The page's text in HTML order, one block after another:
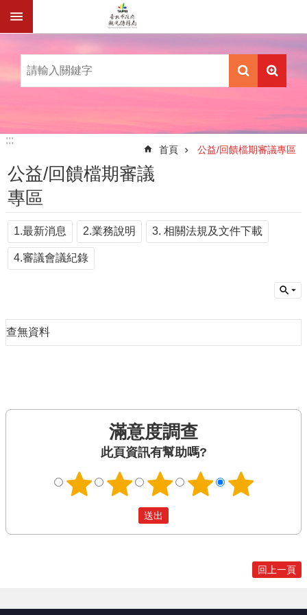
跳到主要內容區塊
:::
:::
首頁 公益/回饋檔期審議專區
公益/回饋檔期審議
專區
1.最新消息 2.業務說明 3. 相關法規及文件下載
4.審議會議紀錄
查無資料
滿意度調查
此頁資訊有幫助嗎?
回上一頁